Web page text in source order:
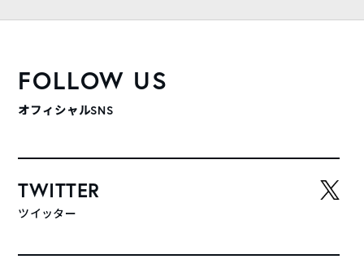
FOLLOW US
オフィシャルSNS
TWITTER
ツイッター